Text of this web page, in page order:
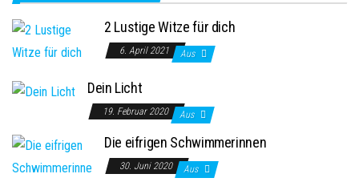
2 Lustige Witze für dich
6. April 2021 Aus
Dein Licht
19. Februar 2020 Aus
Die eifrigen Schwimmerinnen
30. Juni 2020 Aus